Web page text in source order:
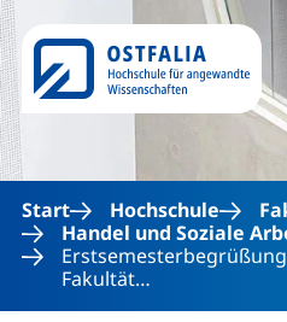
Start Hochschule
Handel und Soziale
Fakultät…